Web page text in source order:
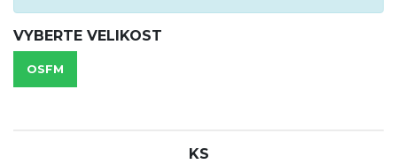
VYBERTE VELIKOST
OSFM
KS